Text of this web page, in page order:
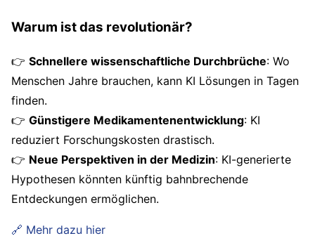
Warum ist das revolutionär?
👉 Schnellere wissenschaftliche Durchbrüche: Wo
Menschen Jahre brauchen, kann KI Lösungen in Tagen
finden.
👉 Günstigere Medikamentenentwicklung: KI
reduziert Forschungskosten drastisch.
👉 Neue Perspektiven in der Medizin: KI-generierte
Hypothesen könnten künftig bahnbrechende
Entdeckungen ermöglichen.
🔗 Mehr dazu hier